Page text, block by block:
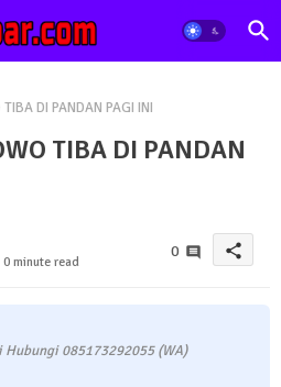
DI PANDAN PAGI INI
TIBA DI PANDAN
0 minute read
0 share
085173292055 (WA)